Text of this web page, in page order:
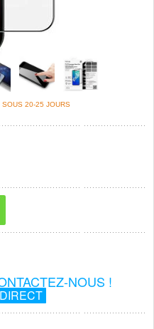
20-25 JOURS
NOUS !